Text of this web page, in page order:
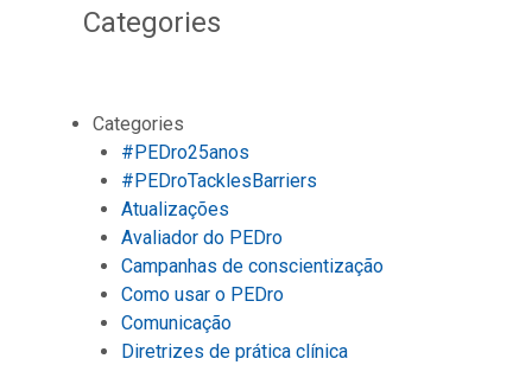
Categories
Categories
#PEDro25anos
#PEDroTacklesBarriers
Atualizações
Avaliador do PEDro
Campanhas de conscientização
Como usar o PEDro
Comunicação
Diretrizes de prática clínica